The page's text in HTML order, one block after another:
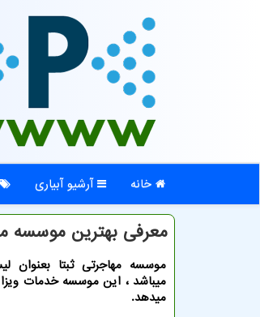
خانه آرشیو آبیاری
معرفی بهترین موسسه
موسسه مهاجرتی ثبتا
میدهد.